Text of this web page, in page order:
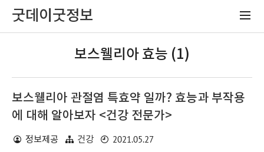
굿데이굿정보
보스웰리아 효능 (1)
보스웰리아 관절염 특효약 일까? 효능과 부작용
에 대해 알아보자 <건강 전문가>
정보제공 건강
2021.05.27